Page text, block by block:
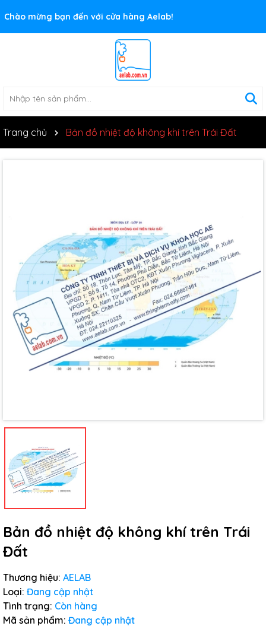
Chào mừng bạn đến với cửa hàng Aelab!
Rất nhiều ưu đãi và chương trình khuyến mãi đang chờ đợi
bạn
Trang chủ Bản đồ nhiệt độ không khí trên Trái Đất
Bản đồ nhiệt độ không khí trên Trái
Đất
Thương hiệu: AELAB
Loại: Đang cập nhật
Tình trạng: Còn hàng
Mã sản phẩm: Đang cập nhật